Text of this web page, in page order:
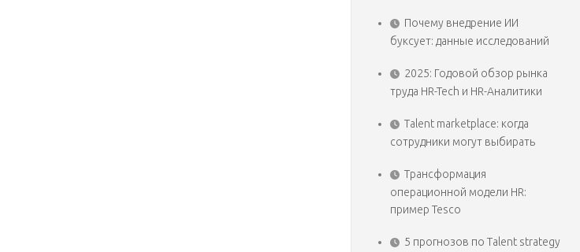
Почему внедрение ИИ
буксует: данные исследований
2025: Годовой обзор рынка
труда HR-Tech и HR-Аналитики
Talent marketplace: когда
сотрудники могут выбирать
Трансформация
операционной модели HR:
пример Tesco
5 прогнозов по Talent strategy